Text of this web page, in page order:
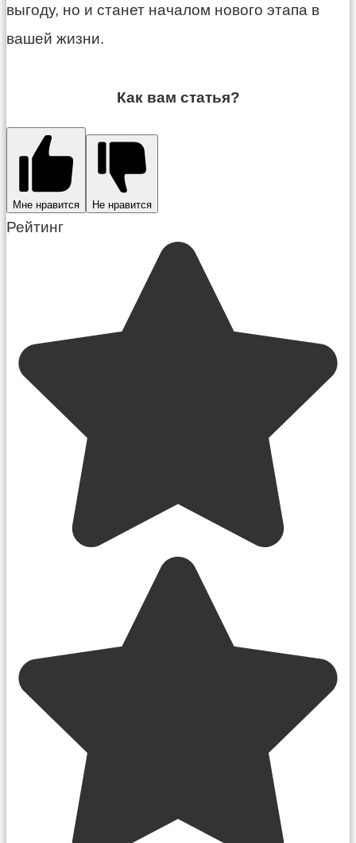
выгоду, но и станет началом нового этапа в
вашей жизни.
Как вам статья?
Мне нравится Не нравится
Рейтинг